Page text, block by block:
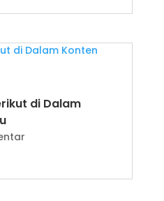
di Dalam